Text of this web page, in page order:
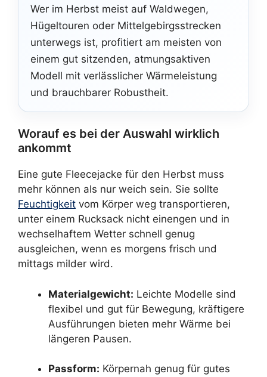
Wer im Herbst meist auf Waldwegen,
Hügeltouren oder Mittelgebirgsstrecken
unterwegs ist, profitiert am meisten von
einem gut sitzenden, atmungsaktiven
Modell mit verlässlicher Wärmeleistung
und brauchbarer Robustheit.
Worauf es bei der Auswahl wirklich
ankommt
Eine gute Fleecejacke für den Herbst muss
mehr können als nur weich sein. Sie sollte
Feuchtigkeit vom Körper weg transportieren,
unter einem Rucksack nicht einengen und in
wechselhaftem Wetter schnell genug
ausgleichen, wenn es morgens frisch und
mittags milder wird.
Materialgewicht: Leichte Modelle sind
flexibel und gut für Bewegung, kräftigere
Ausführungen bieten mehr Wärme bei
längeren Pausen.
Passform: Körpernah genug für gutes